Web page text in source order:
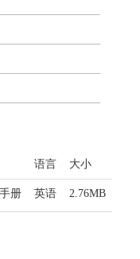
语言 大小
册 英语 2.76MB